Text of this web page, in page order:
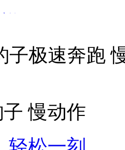
婚
动作令人震撼
被扣795分
极速奔跑
慢动作